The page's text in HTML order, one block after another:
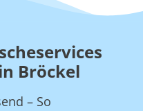
Bröckel
– So